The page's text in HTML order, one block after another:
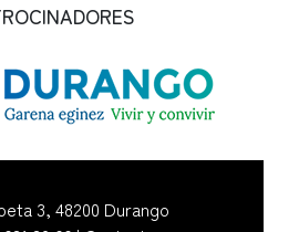
3, 48200 Durango